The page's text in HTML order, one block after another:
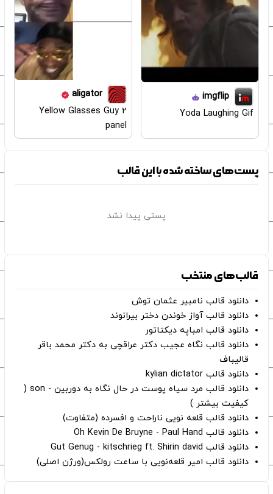
imgflip
Yoda Laughing Gif
aligator
Yellow Glasses Guy 2
panel
پست‌های ساخته شده با این قالب
پستی پیدا نشد
قالب‌های منتخب
دانلود قالب نامبیر عثمان ‌توش
دانلود قالب آواز خوندن دختر بیرانوند
دانلود قالب امباپه دیکتاتور
دانلود قالب نگاه عجیب دکتر عراقچی به دکتر محمد باقر
قالیباف
دانلود قالب kylian dictator
دانلود قالب مرد سیاه پوست در حال نگاه به دوربین - son (
کیفیت بیشتر )
دانلود قالب قلعه نویی ناراحت و افسرده (متفاوت)
دانلود قالب Oh Kevin De Bruyne - Paul Hand
دانلود قالب Gut Genug - kitschrieg ft. Shirin david
دانلود قالب امیر قلعه‌نویی با ساعت رولکس(ورژن اصلی)